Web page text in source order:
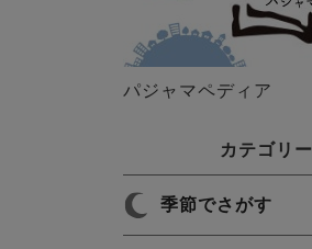
パジャマペディア
カテゴリー
季節でさがす